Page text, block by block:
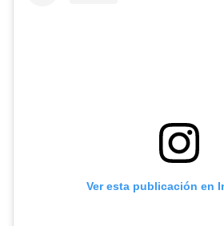
Ver esta publicación en